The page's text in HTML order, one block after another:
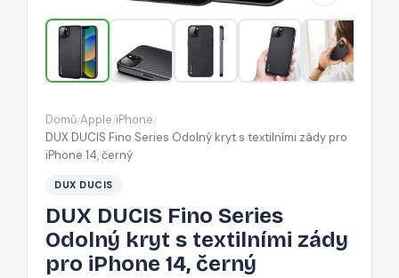
s
textilními
pro
14,
Domů/Apple/iPhone/
DUX DUCIS Fino Series Odolný kryt s textilními zády pro
iPhone 14, černý
DUX DUCIS
DUX DUCIS Fino Series
Odolný kryt s textilními zády
pro iPhone 14, černý